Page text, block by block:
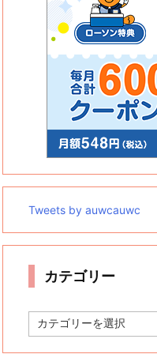
Tweets by auwcauwc
カテゴリー
テ